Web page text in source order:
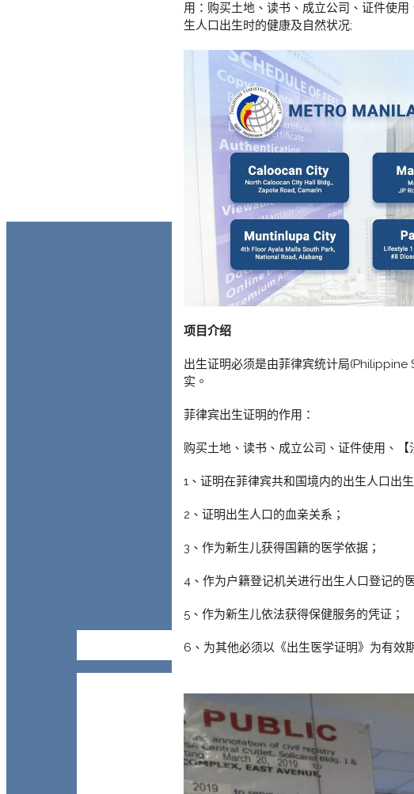
用：购买土地、读书、成立公司、证件使
生人口出生时的健康及自然状况;
项目介绍
出生证明必须是由菲律宾统计局
实。
菲律宾出生证明的作用：
购买土地、读书、成立公司、证件使用、【
1、证明在菲律宾共和国境内的出生人口出
2、证明出生人口的血亲关系；
3、作为新生儿获得国籍的医学依据；
4、作为户籍登记机关进行出生人口登记的
5、作为新生儿依法获得保健服务的凭证；
6、为其他必须以《出生医学证明》为有效